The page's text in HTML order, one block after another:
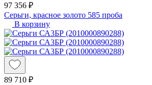
97 356 ₽
Серьги, красное золото 585 проба
В корзину
89 710 ₽